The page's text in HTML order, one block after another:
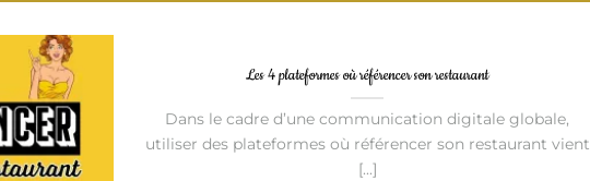
Les 4 plateformes où référencer son restaurant
Dans le cadre d’une communication digitale globale,
utiliser des plateformes où référencer son restaurant vient
[...]